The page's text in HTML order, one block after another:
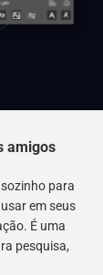
amigos
para
em seus
É uma
pesquisa,